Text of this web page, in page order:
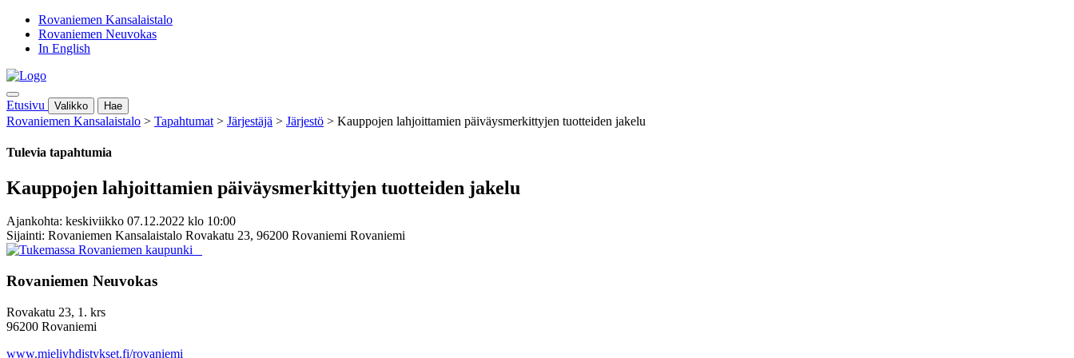
Rovaniemen Kansalaistalo
Rovaniemen Neuvokas
In English
Etusivu Valikko Hae
Rovaniemen Kansalaistalo > Tapahtumat > Järjestäjä > Järjestö > Kauppojen lahjoittamien päiväysmerkittyjen tuotteiden jakelu
Tulevia tapahtumia
Kauppojen lahjoittamien päiväysmerkittyjen tuotteiden jakelu
Ajankohta: keskiviikko 07.12.2022 klo 10:00
Sijainti: Rovaniemen Kansalaistalo Rovakatu 23, 96200 Rovaniemi Rovaniemi
Rovaniemen Neuvokas
Rovakatu 23, 1. krs
96200 Rovaniemi
www.mieliyhdistykset.fi/rovaniemi